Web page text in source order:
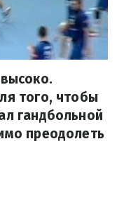
того, чтобы
гандбольной
преодолеть